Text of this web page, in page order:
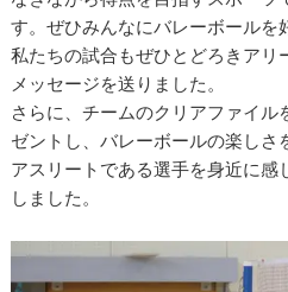
す。ぜひみんなにバレーボールを
私たちの試合もぜひとどろきアリ
メッセージを送りました。
さらに、チームのクリアファイル
ゼントし、バレーボールの楽し
アスリートである選手を身近に感
しました。